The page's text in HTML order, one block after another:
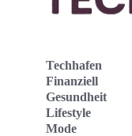
Techhafen
Finanziell
Gesundheit
Lifestyle
Mode